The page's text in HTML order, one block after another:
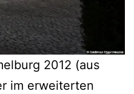
2012 (aus
im erweiterten